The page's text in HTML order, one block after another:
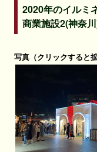
2020年のイルミ
商業施設2(神奈
写真（クリックすると